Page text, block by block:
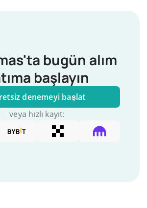
bugün alım
başlayın
denemeyi başlat
veya hızlı kayıt: